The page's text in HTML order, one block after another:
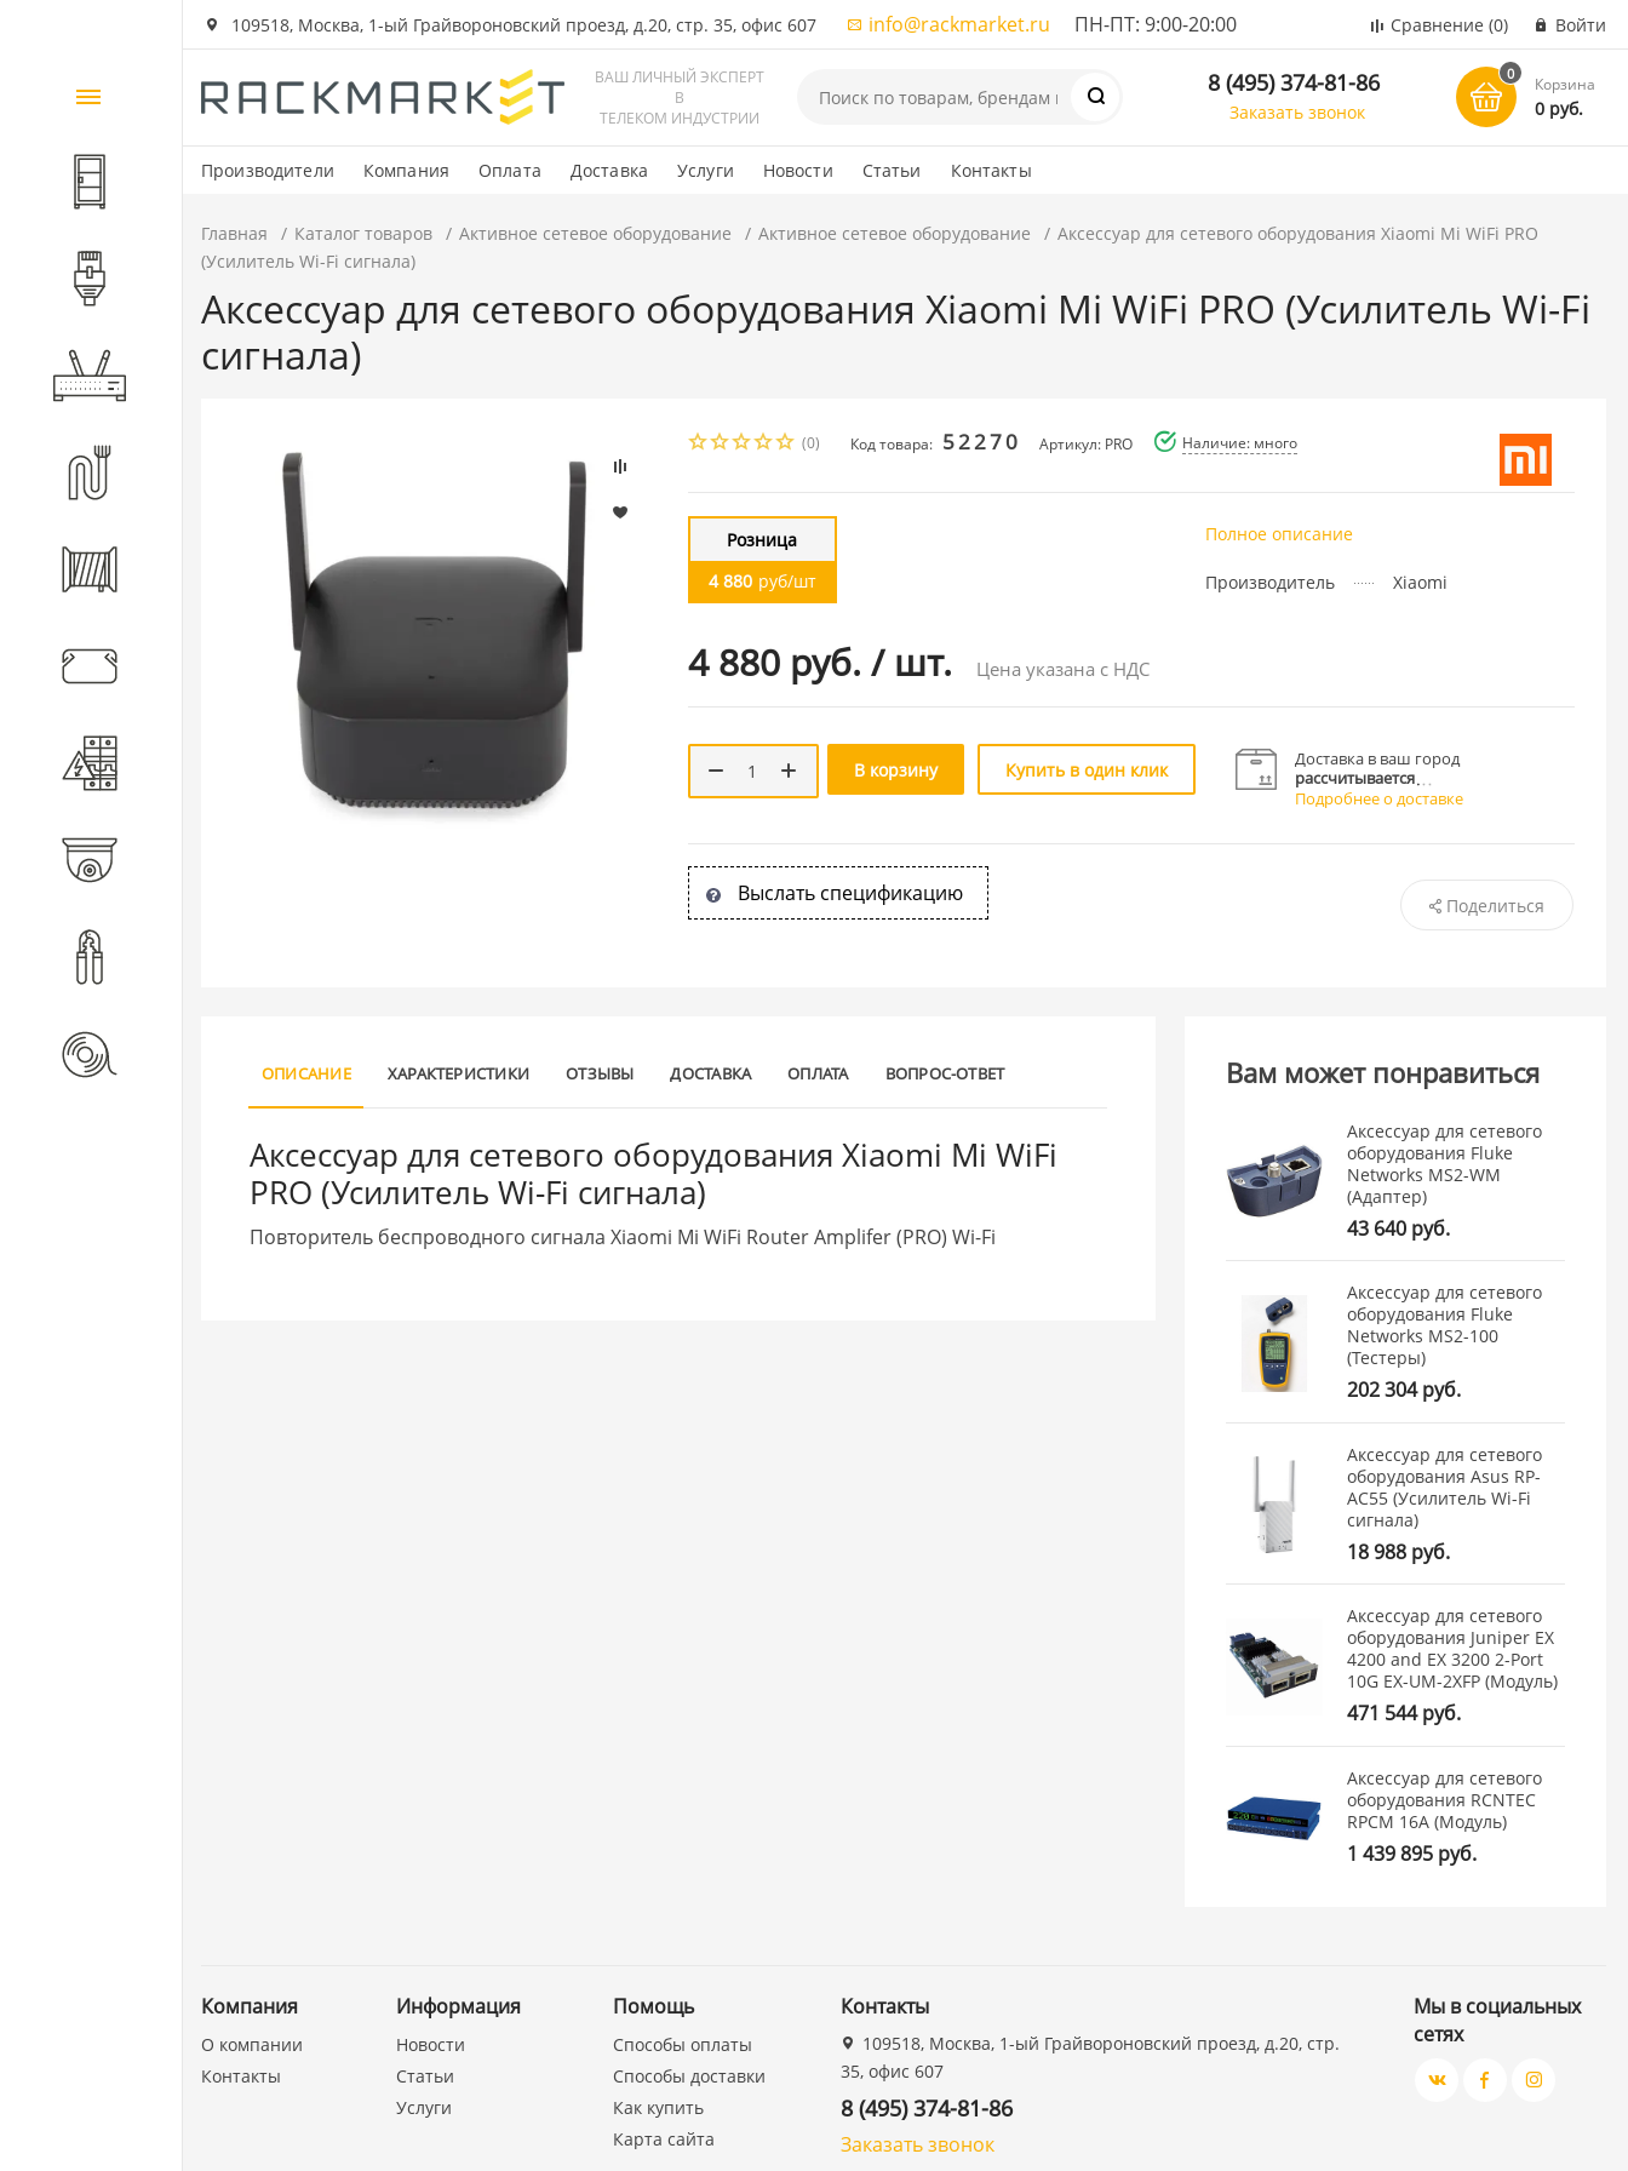
109518, Москва, 1-ый Грайвороновский проезд, д.20, стр. 35, офис 607 info@rackmarket.ru ПН-ПТ: 9:00-20:00 Сравнение (0) Войти
ВАШ ЛИЧНЫЙ ЭКСПЕРТ
В
ТЕЛЕКОМ ИНДУСТРИИ
8 (495) 374-81-86
Заказать звонок
0
Корзина
0 руб.
Производители Компания Оплата Доставка Услуги Новости Статьи Контакты
Каталог
товаров
Шкафы и стойки
Активное оборудование
Волоконно-оптические
Кабеленесущие системы
Электротехническое
Главная Каталог товаров Активное сетевое оборудование Активное сетевое оборудование
Аксессуар для сетевого оборудования Xiaomi Mi WiFi PRO
(Усилитель Wi-Fi сигнала)
Аксессуар для сетевого оборудования Xiaomi Mi WiFi PRO (Усилитель Wi-Fi
сигнала)
(0) Код товара: 52270 Артикул: PRO Наличие: много
Розница
4 880 руб/шт
4 880 руб. / шт. Цена указана с НДС
Полное описание
Производитель Xiaomi
В корзину Купить в один клик
Доставка в ваш город
рассчитывается
Подробнее о доставке
Выслать спецификацию Поделиться
ОПИСАНИЕ ХАРАКТЕРИСТИКИ ОТЗЫВЫ ДОСТАВКА ОПЛАТА ВОПРОС-ОТВЕТ
Аксессуар для сетевого оборудования Xiaomi Mi WiFi
PRO (Усилитель Wi-Fi сигнала)
Повторитель беспроводного сигнала Xiaomi Mi WiFi Router Amplifer (PRO) Wi-Fi
Вам может понравиться
Аксессуар для сетевого
оборудования Fluke
Networks MS2-WM
(Адаптер)
43 640 руб.
Аксессуар для сетевого
оборудования Fluke
Networks MS2-100
(Тестеры)
202 304 руб.
Аксессуар для сетевого
оборудования Asus RP-
AC55 (Усилитель Wi-Fi
сигнала)
18 988 руб.
Аксессуар для сетевого
оборудования Juniper EX
4200 and EX 3200 2-Port
10G EX-UM-2XFP (Модуль)
471 544 руб.
Аксессуар для сетевого
оборудования RCNTEC
RPCM 16A (Модуль)
1 439 895 руб.
Компания
О компании
Контакты
Информация
Новости
Статьи
Услуги
Помощь
Способы оплаты
Способы доставки
Как купить
Карта сайта
Контакты
109518, Москва, 1-ый Грайвороновский проезд, д.20, стр.
35, офис 607
8 (495) 374-81-86
Заказать звонок
Мы в социальных
сетях